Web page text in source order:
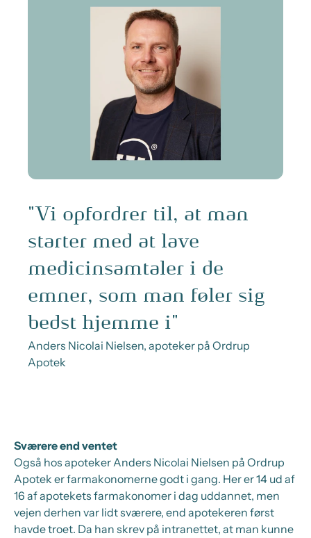
"Vi opfordrer til, at man
starter med at lave
medicinsamtaler i de
emner, som man føler sig
bedst hjemme i"
Anders Nicolai Nielsen, apoteker på Ordrup
Apotek
Sværere end ventet
Også hos apoteker Anders Nicolai Nielsen på Ordrup
Apotek er farmakonomerne godt i gang. Her er 14 ud af
16 af apotekets farmakonomer i dag uddannet, men
vejen derhen var lidt sværere, end apotekeren først
havde troet. Da han skrev på intranettet, at man kunne